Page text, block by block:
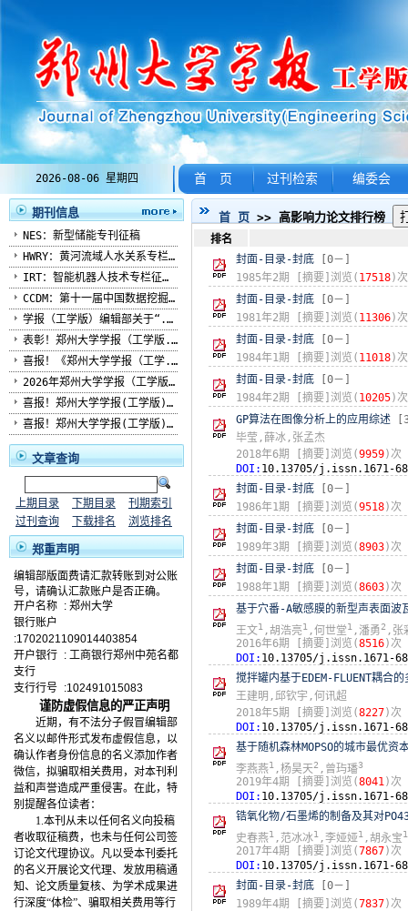
2026-08-06 星期四 首 页 过刊检索 编委会
首 页 >> 高影响力论文排行榜
排名
封面-目录-封底
[0－]
1985年2期
[摘要]浏览( 17518)次
封面-目录-封底
[0－]
1981年2期
[摘要]浏览( 11306)次
封面-目录-封底
[0－]
1984年1期
[摘要]浏览( 11018)次
封面-目录-封底
[0－]
1984年2期
[摘要]浏览( 10205)次
GP算法在图像分析上的应用综述
毕莹,薛冰,张孟杰
2018年6期
[摘要]浏览(9959)次
DOI: 10.13705/j.issn.1671-
封面-目录-封底
[0－]
1986年1期
[摘要]浏览(9518)次
封面-目录-封底
[0－]
1989年3期
[摘要]浏览(8903)次
封面-目录-封底
[0－]
1988年1期
[摘要]浏览(8603)次
基于穴番-A敏感膜的新型声表面
王文1 ,胡浩亮1 ,何世堂1 ,潘勇2 ,张
2016年6期
[摘要]浏览(8516)次
DOI: 10.13705/j.issn.1671-
搅拌罐内基于EDEM-FLUENT耦合
王建明,邱钦宇,何讯超
2018年5期
[摘要]浏览(8227)次
DOI: 10.13705/j.issn.1671-
基于随机森林MOPSO的城市最优
李燕燕1 ,杨昊天2 ,曾玙璠3
2019年4期 [摘要]浏览(8041)次
DOI: 10.13705/j.issn.1671-
锆氧化物/石墨烯的制备及其对
史春燕1 ,范冰冰1 ,李娅娅1 ,胡永宝1
2017年4期 [摘要]浏览(7867)次
DOI: 10.13705/j.issn.1671-
封面-目录-封底
[0－]
1989年4期
[摘要]浏览(7837)次
期刊信息
NES：新型储能专刊征稿
HWRY：黄河流域人水关系专栏...
IRT：智能机器人技术专栏征稿...
CCDM：第十一届中国数据挖掘...
学报（工学版）编辑部关于“...
表彰！郑州大学学报（工学版...
喜报！《郑州大学学报（工学...
2026年郑州大学学报（工学版...
喜报！郑州大学学报(工学版)...
喜报！郑州大学学报(工学版)...
文章查询
上期目录 下期目录
刊期索引
过刊查询
下载排名 浏览排名
郑重声明
编辑部版面费请汇款转账到对公账
号，请确认汇款账户是否正确。
开户名称 : 郑州大学
银行账户
:1702021109014403854
开户银行 : 工商银行郑州中苑名都
支行
支行行号 :102491015083
谨防虚假信息的严正声明
近期，有不法分子假冒编辑部
名义以邮件形式发布虚假信息，以
确认作者身份信息的名义添加作者
微信，拟骗取相关费用，对本刊利
益和声誉造成严重侵害。在此，特
别提醒各位读者：
1.本刊从未以任何名义向投稿
者收取征稿费，也未与任何公司签
订论文代理协议。凡以受本刊委托
的名义开展论文代理、发放用稿通
知、论文质量复核、为学术成果进
行深度“体检”、骗取相关费用等行